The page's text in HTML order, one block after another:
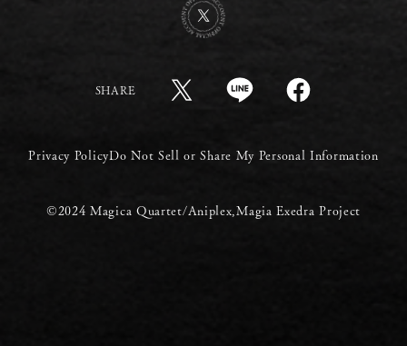
SHARE
Privacy PolicyDo Not Sell or Share My Personal Information
©2024 Magica Quartet/Aniplex,Magia Exedra Project